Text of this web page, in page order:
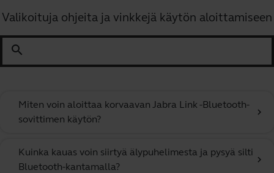
Valikoituja ohjeita ja vinkkejä käytön aloittamiseen
search
Miten voin aloittaa korvaavan Jabra Link -Bluetooth-
sovittimen käytön?
chevron_right
Kuinka kauas voin siirtyä älypuhelimesta ja pysyä silti
Bluetooth-kantamalla?
chevron_right